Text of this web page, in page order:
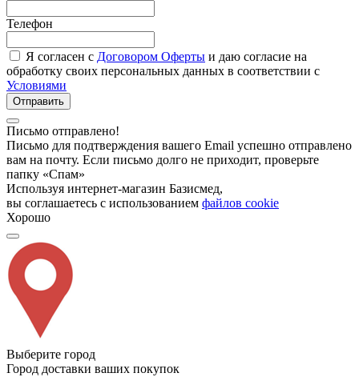
Телефон
Я согласен с Договором Оферты и даю согласие на
обработку своих персональных данных в соответствии с
Условиями
Отправить
Письмо отправлено!
Письмо для подтверждения вашего Email успешно отправлено
вам на почту. Если письмо долго не приходит, проверьте
папку «Спам»
Используя интернет-магазин Базисмед,
вы соглашаетесь с использованием файлов cookie
Хорошо
Выберите город
Город доставки ваших покупок